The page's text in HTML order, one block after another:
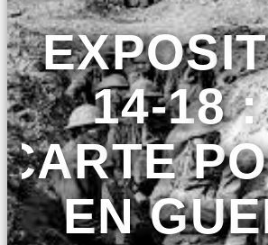
14-18
CARTE
EN